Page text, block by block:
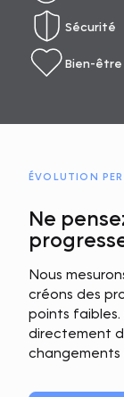
Sécurité
Bien-être
ÉVOLUTION
Ne
Nous
créons des
points
directement
changements